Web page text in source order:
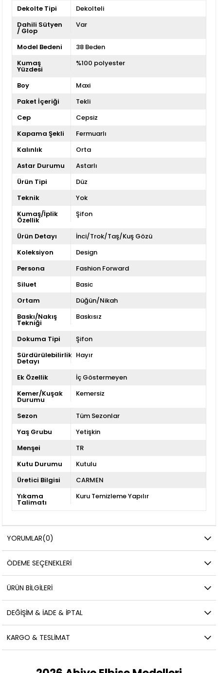
Dekolte Tipi
Dekolteli
Dahili Sütyen
/ Glop
Var
Model Bedeni
38 Beden
Kumaş
Yüzdesi
%100 polyester
Boy
Maxi
Paket İçeriği
Tekli
Cep
Cepsiz
Kapama Şekli
Fermuarlı
Kalınlık
Orta
Astar Durumu
Astarlı
Ürün Tipi
Düz
Teknik
Yok
Kumaş/İplik
Özellik
Şifon
Ürün Detayı
İnci/Trok/Taş/Kuş Gözü
Koleksiyon
Design
Persona
Fashion Forward
Siluet
Basic
Ortam
Düğün/Nikah
Baskı/Nakış
Tekniği
Baskısız
Dokuma Tipi
Şifon
Sürdürülebilirlik
Detayı
Hayır
Ek Özellik
İç Göstermeyen
Kemer/Kuşak
Durumu
Kemersiz
Sezon
Tüm Sezonlar
Yaş Grubu
Yetişkin
Menşei
TR
Kutu Durumu
Kutulu
Üretici Bilgisi
CARMEN
Yıkama
Talimatı
Kuru Temizleme Yapılır
YORUMLAR(0)
ÖDEME SEÇENEKLERI
ÜRÜN BILGILERI
DEĞIŞIM & İADE & İPTAL
KARGO & TESLIMAT